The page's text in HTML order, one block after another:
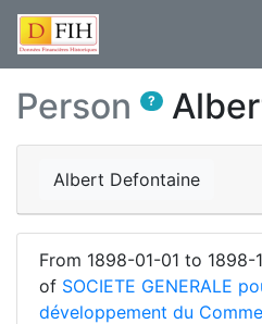
Person ?
Albert Defontaine
From 1898-01-01 to 1898-
of SOCIETE GENERALE
développement du